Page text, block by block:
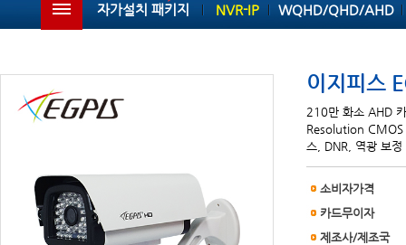
자가설치 패키지 NVR-IP WQHD/QHD/AHD
이지피스
210만 화소 AHD
Resolution CMOS
스, DNR, 역광 보정
소비자가격
카드무이자
제조사/제조국